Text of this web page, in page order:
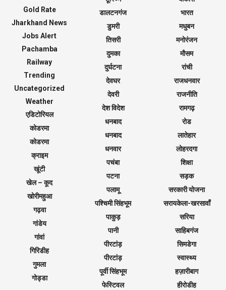
Gold Rate
Jharkhand News
Jobs Alert
Pachamba
Railway
Trending
Uncategorized
Weather
एडिटोरियल
कोडरमा
कोडरमा
क्राइम
खूंटी
खेल – कूद
खोरीमहुआ
गढ़वा
गांडेय
गांवां
गिरिडीह
गुमला
गोड्डा
डालटनगंज
डुमरी
तिसरी
दुमका
दुर्घटना
देवघर
देवरी
देश विदेश
धनबाद
धनबाद
धनवार
पचंबा
पटना
पलामू
पश्चिमी सिंहभूम
पाकुड़
पानी
पीरटांड़
पीरटांड़
पूर्वी सिंहभूम
फेस्टिवल
भारत
मधुबन
मनोरंजन
मौसम
रांची
राजधनवार
राजनीति
रामगढ़
रोड
लातेहार
लोहरदगा
शिक्षा
सड़क
सरकारी योजना
सरायकेला-खरसावाँ
सरिया
साहिबगंज
सिमडेगा
स्वास्थ्य
हज़ारीबाग
हीरोडीह